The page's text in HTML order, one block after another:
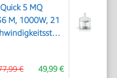
5 MQ
M, 1000W, 21
Inkl.
49,99 €
€